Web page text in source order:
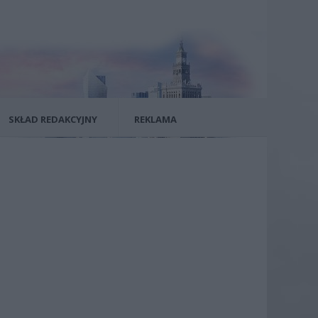
SKŁAD REDAKCYJNY REKLAMA